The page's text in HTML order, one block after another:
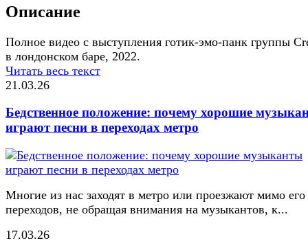
Описание
Полное видео с выступления готик-эмо-панк группы
в лондонском баре, 2022.
Читать весь текст
21.03.26
Бедственное положение: почему хорошие
играют песни в переходах метро
Многие из нас заходят в метро или проезжают мимо его
переходов, не обращая внимания на музыкантов, к...
17.03.26